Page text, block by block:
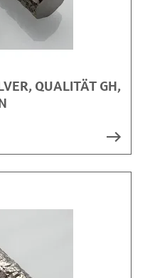
QUALITÄT GH,